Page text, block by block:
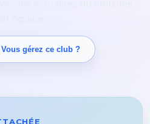
Vous gérez ce club ?